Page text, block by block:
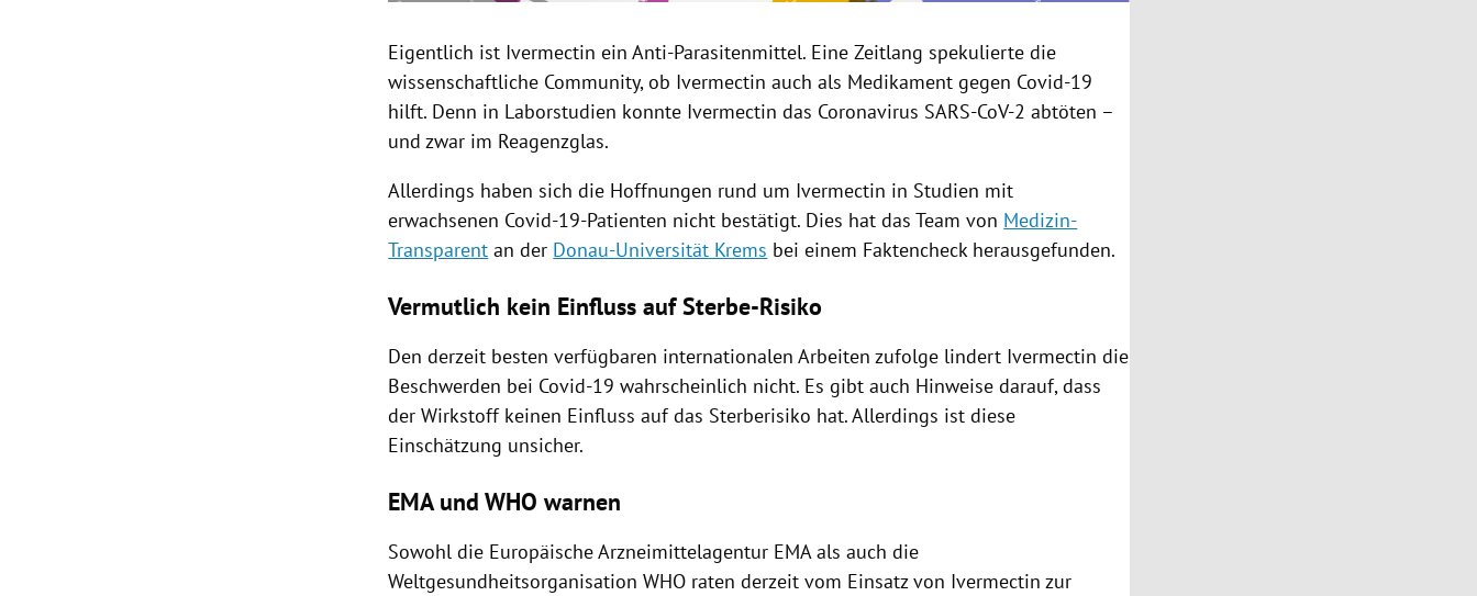
Eigentlich ist Ivermectin ein Anti-Parasitenmittel. Eine Zeitlang spekulierte die
wissenschaftliche Community, ob Ivermectin auch als Medikament gegen Covid-19
hilft. Denn in Laborstudien konnte Ivermectin das Coronavirus SARS-CoV-2 abtöten –
und zwar im Reagenzglas.
Allerdings haben sich die Hoffnungen rund um Ivermectin in Studien mit
erwachsenen Covid-19-Patienten nicht bestätigt. Dies hat das Team von Medizin-
Transparent an der Donau-Universität Krems bei einem Faktencheck herausgefunden.
Vermutlich kein Einfluss auf Sterbe-Risiko
Den derzeit besten verfügbaren internationalen Arbeiten zufolge lindert Ivermectin die
Beschwerden bei Covid-19 wahrscheinlich nicht. Es gibt auch Hinweise darauf, dass
der Wirkstoff keinen Einfluss auf das Sterberisiko hat. Allerdings ist diese
Einschätzung unsicher.
EMA und WHO warnen
Sowohl die Europäische Arzneimittelagentur EMA als auch die
Weltgesundheitsorganisation WHO raten derzeit vom Einsatz von Ivermectin zur